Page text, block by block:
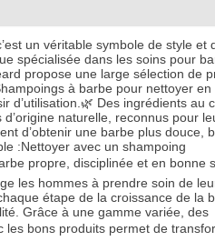
un véritable symbole de style et
spécialisée dans les soins pour
propose une large sélection de
à barbe pour nettoyer en
d’utilisation.🌿 Des ingrédients au
naturelle, reconnus pour
d’obtenir une barbe plus douce,
:Nettoyer avec un shampoing
propre, disciplinée et en bonne
les hommes à prendre soin de
étape de la croissance de la
Grâce à une gamme variée, des
bons produits permet de